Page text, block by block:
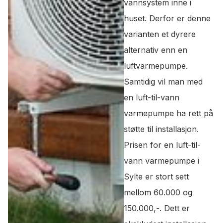
vannsystem inne i
huset. Derfor er denne
varianten et dyrere
alternativ enn en
luftvarmepumpe.
Samtidig vil man med
en luft-til-vann
varmepumpe ha rett på
støtte til installasjon.
Prisen for en luft-til-
vann varmepumpe i
Sylte er stort sett
mellom 60.000 og
150.000,-. Dett er